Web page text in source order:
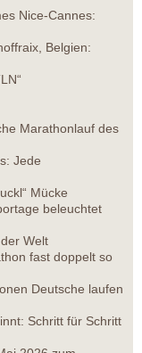
Nice-Cannes:
Belgien:
Marathonlauf des
Jede
Mücke
beleuchtet
Welt
fast doppelt so
Deutsche laufen
Schritt für Schritt